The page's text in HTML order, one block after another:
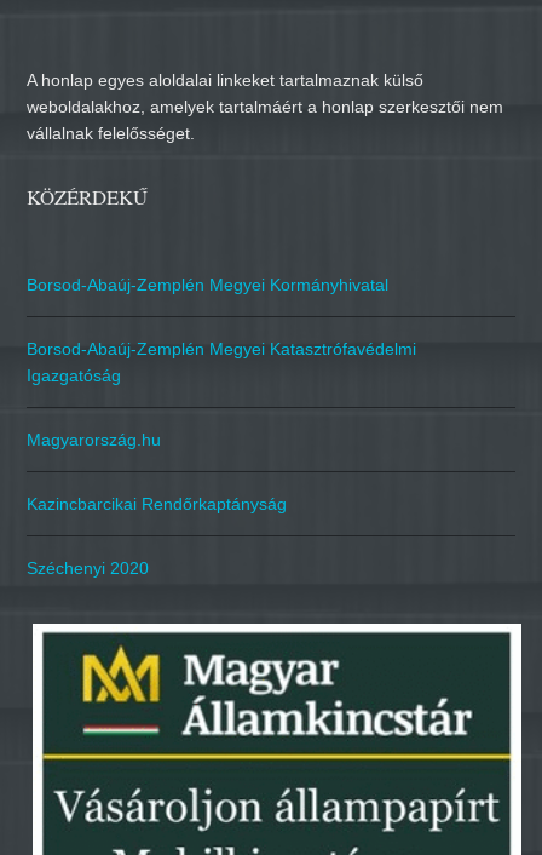
A honlap egyes aloldalai linkeket tartalmaznak külső
weboldalakhoz, amelyek tartalmáért a honlap szerkesztői nem
vállalnak felelősséget.
KÖZÉRDEKŰ
Borsod-Abaúj-Zemplén Megyei Kormányhivatal
Borsod-Abaúj-Zemplén Megyei Katasztrófavédelmi
Igazgatóság
Magyarország.hu
Kazincbarcikai Rendőrkaptányság
Széchenyi 2020